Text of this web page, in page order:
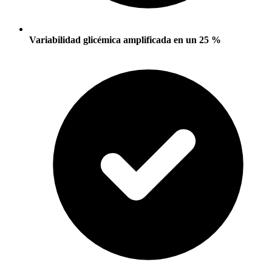
Variabilidad glicémica amplificada en un 25 %